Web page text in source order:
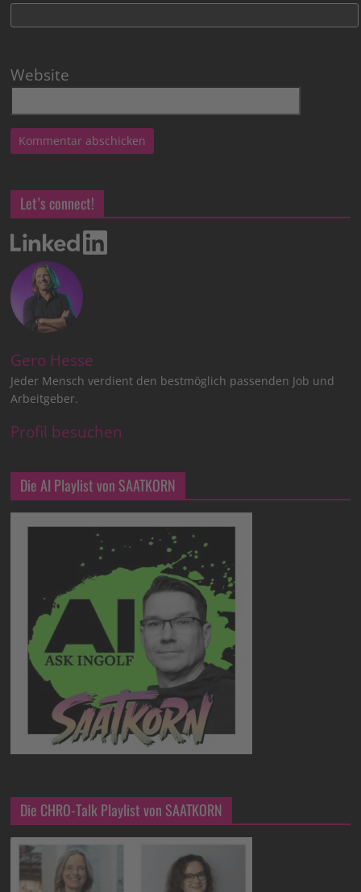
Website
Let’s connect!
Gero Hesse
Jeder Mensch verdient den bestmöglich passenden Job und
Arbeitgeber.
Profil besuchen
Die AI Playlist von SAATKORN
Die CHRO-Talk Playlist von SAATKORN